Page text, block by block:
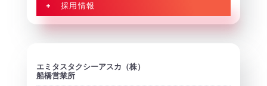
+ 採用情報
エミタスタクシーアスカ（株）
船橋営業所